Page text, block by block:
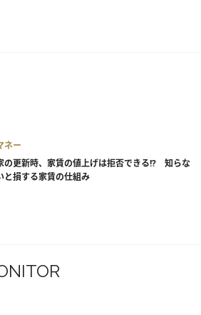
ネー
の更新時、家賃の値上げは拒否できる!? 知らな
と損する家賃の仕組み